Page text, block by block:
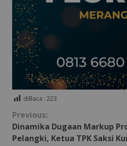
diBaca : 223
Continue
Reading
Previous:
Dinamika Dugaan Markup
Pelangki, Ketua TPK Saksi